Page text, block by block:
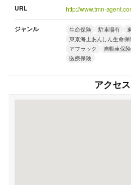
URL http://www.tmn-
ジャンル 生命保険 駐車場有
東京海上あんしん生命保
アフラック
自動車保険
医療保険
アクセス